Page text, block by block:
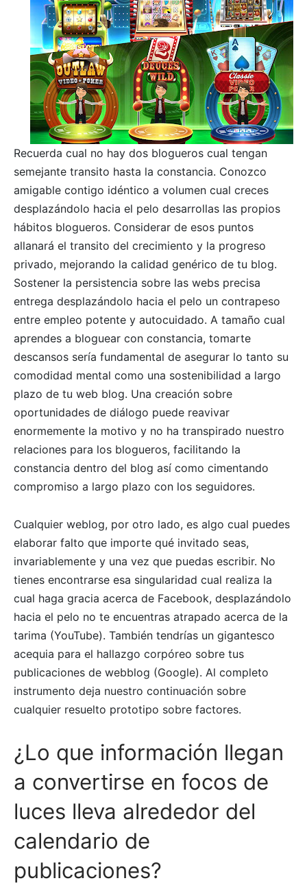
Recuerda cual no hay dos blogueros cual tengan
semejante transito hasta la constancia. Conozco
amigable contigo idéntico a volumen cual creces
desplazándolo hacia el pelo desarrollas las propios
hábitos blogueros. Considerar de esos puntos
allanará el transito del crecimiento y la progreso
privado, mejorando la calidad genérico de tu blog.
Sostener la persistencia sobre las webs precisa
entrega desplazándolo hacia el pelo un contrapeso
entre empleo potente y autocuidado. A tamaño cual
aprendes a bloguear con constancia, tomarte
descansos serí­a fundamental de asegurar lo tanto su
comodidad mental como una sostenibilidad a largo
plazo de tu web blog. Una creación sobre
oportunidades de diálogo puede reavivar
enormemente la motivo y no ha transpirado nuestro
relaciones para los blogueros, facilitando la
constancia dentro del blog así­ como cimentando
compromiso a largo plazo con los seguidores.
Cualquier weblog, por otro lado, es algo cual puedes
elaborar falto que importe qué invitado seas,
invariablemente y una vez que puedas escribir. No
tienes encontrarse esa singularidad cual realiza la
cual haga gracia acerca de Facebook, desplazándolo
hacia el pelo no te encuentras atrapado acerca de la
tarima (YouTube). También tendrí­as un gigantesco
acequia para el hallazgo corpóreo sobre tus
publicaciones de webblog (Google). Al completo
instrumento deja nuestro continuación sobre
cualquier resuelto prototipo sobre factores.
¿Lo que información llegan
a convertirse en focos de
luces lleva alrededor del
calendario de
publicaciones?